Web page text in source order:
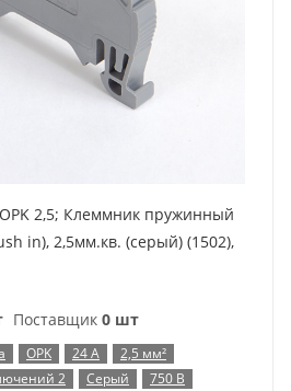
2,5; Клеммник пружинный
in), 2,5мм.кв. (серый) (1502),
Поставщик 0 шт
OPK 24 А
2,5 мм²
2 Серый 750 В